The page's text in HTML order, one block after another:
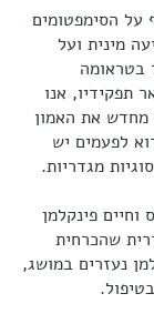
על הסימפטומים
מינית ועל
בטראומה
תפקידיו, אנו
מחדש את האמון
לפעמים יש
מגדריות.
פינקלמן
שהכרחית
נעזרים במושג,